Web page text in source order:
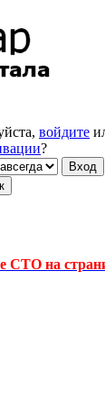
войдите
?
СТО на